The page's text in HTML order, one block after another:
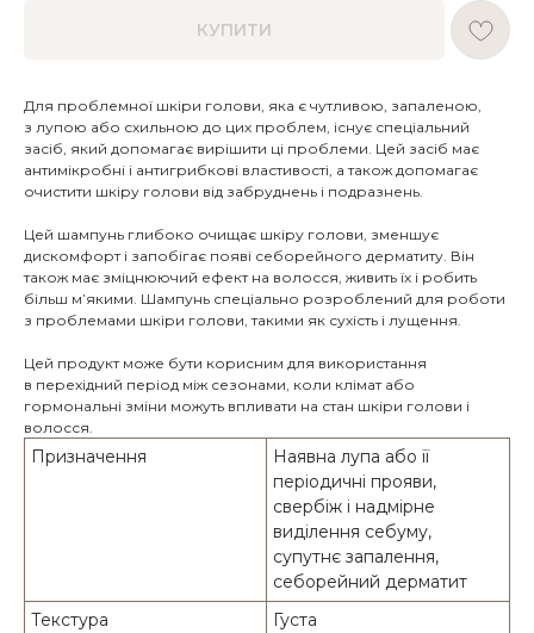
КУПИТИ
Для проблемної шкіри голови, яка є чутливою, запаленою,
з лупою або схильною до цих проблем, існує спеціальний
засіб, який допомагає вирішити ці проблеми. Цей засіб має
антимікробні і антигрибкові властивості, а також допомагає
очистити шкіру голови від забруднень і подразнень.
Цей шампунь глибоко очищає шкіру голови, зменшує
дискомфорт і запобігає появі себорейного дерматиту. Він
також має зміцнюючий ефект на волосся, живить їх і робить
більш м’якими. Шампунь спеціально розроблений для роботи
з проблемами шкіри голови, такими як сухість і лущення.
Цей продукт може бути корисним для використання
в перехідний період між сезонами, коли клімат або
гормональні зміни можуть впливати на стан шкіри голови і
волосся.
Призначення
Наявна лупа або її
періодичні прояви,
свербіж і надмірне
виділення себуму,
супутнє запалення,
себорейний дерматит
Текстура
Густа